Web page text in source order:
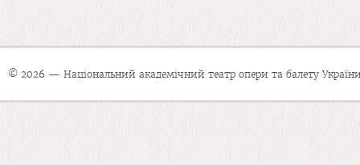
© 2026 — Національний академічний театр опери та балету